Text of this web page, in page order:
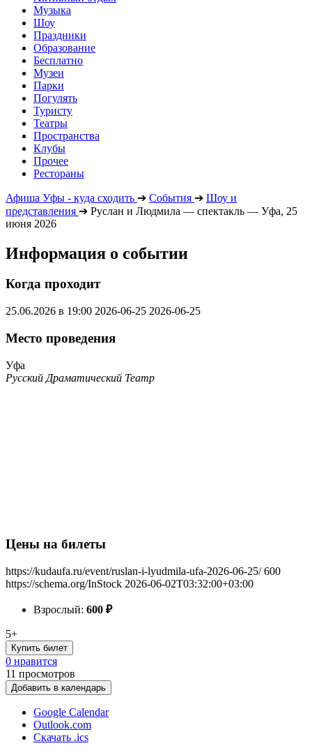
Музыка
Шоу
Праздники
Образование
Бесплатно
Музеи
Парки
Погулять
Туристу
Театры
Пространства
Клубы
Прочее
Рестораны
Афиша Уфы - куда сходить ➔ События ➔ Шоу и
представления ➔ Руслан и Людмила — спектакль — Уфа, 25
июня 2026
Информация о событии
Когда проходит
25.06.2026 в 19:00 2026-06-25 2026-06-25
Место проведения
Уфа
Русский Драматический Театр
Цены на билеты
https://kudaufa.ru/event/ruslan-i-lyudmila-ufa-2026-06-25/ 600
https://schema.org/InStock 2026-06-02T03:32:00+03:00
Взрослый: 600 ₽
5+
Купить билет
0 нравится
11 просмотров
Добавить в календарь
Google Calendar
Outlook.com
Скачать .ics